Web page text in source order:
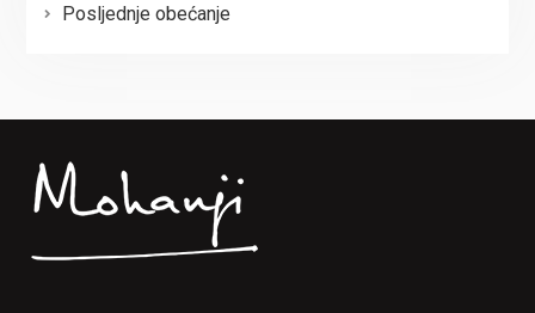
Posljednje obećanje